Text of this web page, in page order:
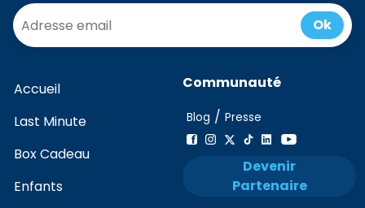
Ok
Accueil
Last Minute
Box Cadeau
Enfants
Communauté
Blog / Presse
Devenir
Partenaire